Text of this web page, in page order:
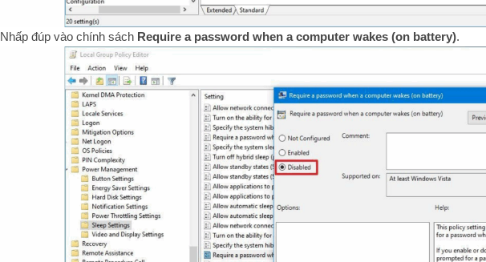
Nhấp đúp vào chính sách Require a password when a computer wakes (on battery).